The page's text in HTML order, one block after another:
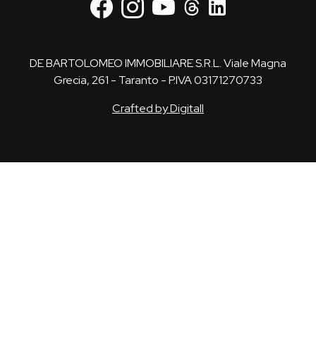
DE BARTOLOMEO IMMOBILIARE S.R.L. Viale Magna
Grecia, 261 - Taranto - P.IVA 03171270733
Crafted by Digitall